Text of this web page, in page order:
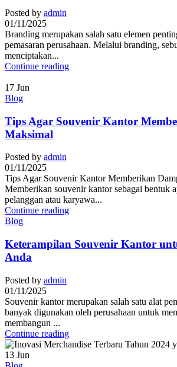
Posted by admin
01/11/2025
Branding merupakan salah satu elemen
pemasaran perusahaan. Melalui branding,
menciptakan...
Continue reading
17 Jun
Blog
Tips Agar Souvenir Kantor
Maksimal
Posted by admin
01/11/2025
Tips Agar Souvenir Kantor Memberikan
Memberikan souvenir kantor sebagai bentuk
pelanggan atau karyawa...
Continue reading
Blog
Keterampilan Souvenir Kantor
Anda
Posted by admin
01/11/2025
Souvenir kantor merupakan salah satu alat
banyak digunakan oleh perusahaan untuk
membangun ...
Continue reading
13 Jun